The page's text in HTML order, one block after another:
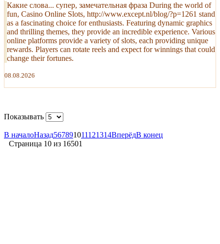
Какие слова... супер, замечательная фраза During the world of
fun, Casino Online Slots, http://www.except.nl/blog/?p=1261 stand
as a fascinating choice for enthusiasts. Featuring dynamic graphics
and thrilling themes, they provide an incredible experience. Various
online platforms provide a variety of slots, each providing unique
rewards. Players can rotate reels and expect for winnings that could
change their fortunes.
08.08.2026
Показывать
В началоНазад567891011121314ВперёдВ конец
Страница 10 из 16501